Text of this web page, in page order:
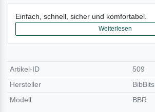
Einfach, schnell, sicher und komfortabel.
Weiterlesen
Artikel-ID
509
Hersteller
BibBits
Modell
BBR